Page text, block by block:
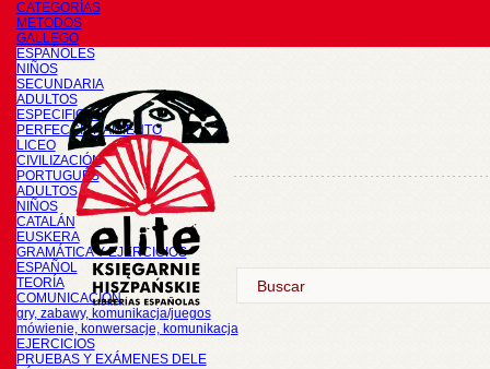
CATEGORÍAS
METODOS
GALLEGO
ESPAÑOLES
NIÑOS
SECUNDARIA
ADULTOS
ESPECIFICOS
PERFECCIONAMIENTO
LICEO
CIVILIZACIÓN
PORTUGUÉS
ADULTOS
NIÑOS
CATALÁN
EUSKERA
GRAMÁTICA Y EJERCICIOS
ESPAÑOL
TEORÍA
COMUNICACIÓN
gry, zabawy, komunikacja/juegos
mówienie, konwersacje, komunikacja
EJERCICIOS
PRUEBAS Y EXÁMENES DELE